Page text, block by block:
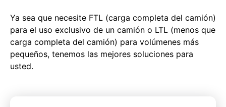
Ya sea que necesite FTL (carga completa del camión)
para el uso exclusivo de un camión o LTL (menos que
carga completa del camión) para volúmenes más
pequeños, tenemos las mejores soluciones para
usted.